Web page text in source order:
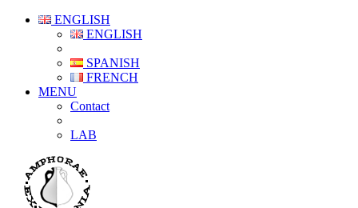
ENGLISH
ENGLISH
SPANISH
FRENCH
MENU
Contact
LAB